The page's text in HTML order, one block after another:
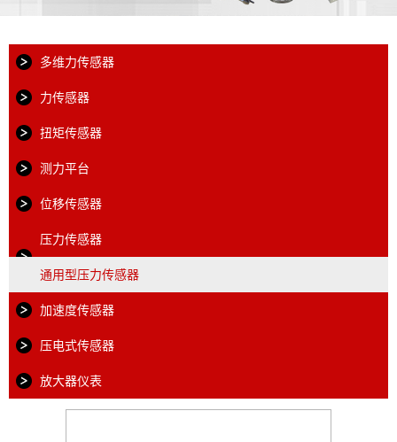
多维力传感器
力传感器
扭矩传感器
测力平台
位移传感器
压力传感器
通用型压力传感器
加速度传感器
压电式传感器
放大器仪表